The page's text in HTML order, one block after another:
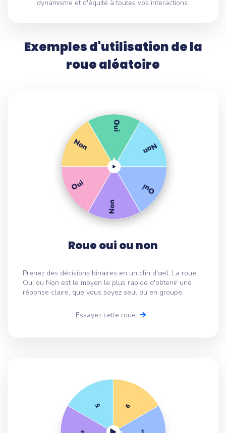
dynamisme et d'équité à toutes vos interactions.
Exemples d'utilisation de la
roue aléatoire
Roue oui ou non
Prenez des décisions binaires en un clin d'œil. La roue
Oui ou Non est le moyen le plus rapide d'obtenir une
réponse claire, que vous soyez seul ou en groupe.
Essayez cette roue